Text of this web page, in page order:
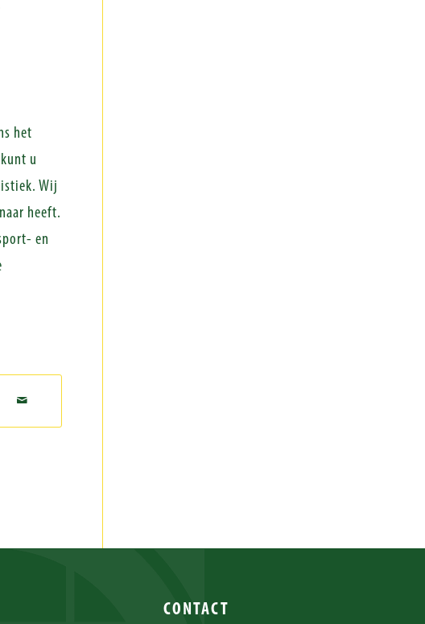
het
u
Wij
heeft.
en
CONTACT